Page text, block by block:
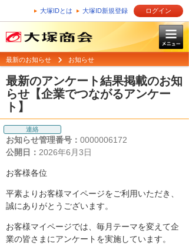
大塚IDとは 大塚ID新規登録 ログイン
最新のお知らせ お知らせ
最新のアンケート結果掲載のお知
らせ【企業でつながるアンケー
ト】
連絡
お知らせ管理番号： 0000006172
公開日： 2026年6月3日
お客様各位
平素よりお客様マイページをご利用いただき、
誠にありがとうございます。
お客様マイページでは、毎月テーマを変えて企
業の皆さまにアンケートを実施しています。